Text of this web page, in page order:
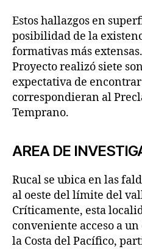
Estos hallazgos en
posibilidad de la
formativas más
Proyecto realizó siete
expectativa de
correspondieran al
Temprano.
AREA DE
Rucal se ubica en las
al oeste del límite del
Críticamente, esta
conveniente acceso a
la Costa del Pacífico,